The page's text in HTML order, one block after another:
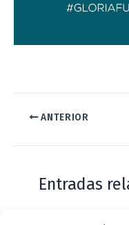
ANTERIOR
Entradas